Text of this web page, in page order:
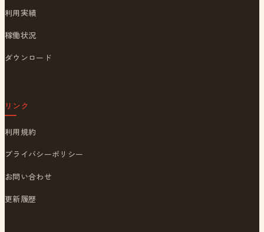
利用実績
稼働状況
ダウンロード
リンク
利用規約
プライバシーポリシー
お問い合わせ
更新履歴